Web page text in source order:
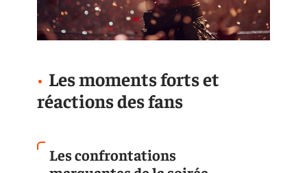
Les moments forts et
réactions des fans
Les confrontations